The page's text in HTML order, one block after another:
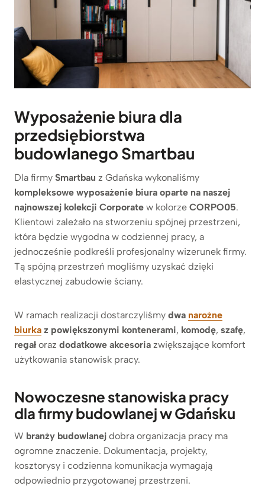
Wyposażenie biura dla
przedsiębiorstwa
budowlanego Smartbau
Dla firmy Smartbau z Gdańska wykonaliśmy
kompleksowe wyposażenie biura oparte na naszej
najnowszej kolekcji Corporate w kolorze CORPO05.
Klientowi zależało na stworzeniu spójnej przestrzeni,
która będzie wygodna w codziennej pracy, a
jednocześnie podkreśli profesjonalny wizerunek firmy.
Tą spójną przestrzeń mogliśmy uzyskać dzięki
elastycznej zabudowie ściany.
W ramach realizacji dostarczyliśmy dwa narożne
biurka z powiększonymi kontenerami, komodę, szafę,
regał oraz dodatkowe akcesoria zwiększające komfort
użytkowania stanowisk pracy.
Nowoczesne stanowiska pracy
dla firmy budowlanej w Gdańsku
W branży budowlanej dobra organizacja pracy ma
ogromne znaczenie. Dokumentacja, projekty,
kosztorysy i codzienna komunikacja wymagają
odpowiednio przygotowanej przestrzeni.